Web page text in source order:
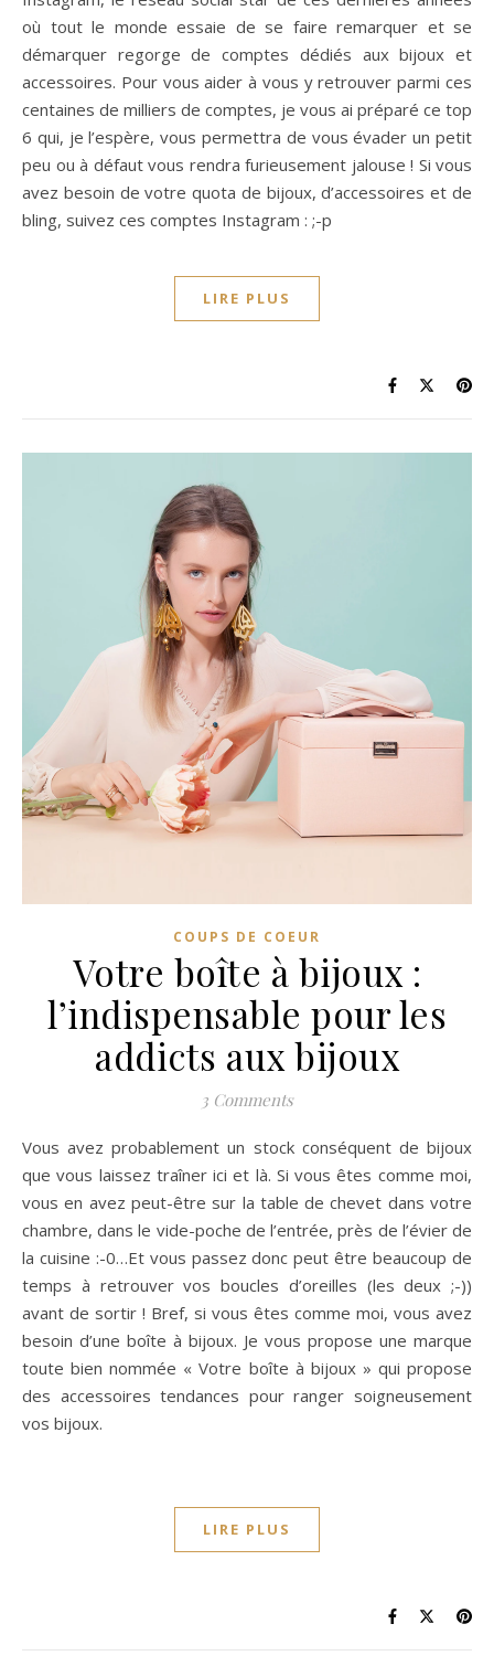
où tout le monde essaie de se faire remarquer et se
démarquer regorge de comptes dédiés aux bijoux et
accessoires. Pour vous aider à vous y retrouver parmi ces
centaines de milliers de comptes, je vous ai préparé ce top
6 qui, je l’espère, vous permettra de vous évader un petit
peu ou à défaut vous rendra furieusement jalouse ! Si vous
avez besoin de votre quota de bijoux, d’accessoires et de
bling, suivez ces comptes Instagram : ;-p
LIRE PLUS
COUPS DE COEUR
Votre boîte à bijoux :
l’indispensable pour les
addicts aux bijoux
3 Comments
Vous avez probablement un stock conséquent de bijoux
que vous laissez traîner ici et là. Si vous êtes comme moi,
vous en avez peut-être sur la table de chevet dans votre
chambre, dans le vide-poche de l’entrée, près de l’évier de
la cuisine :-0…Et vous passez donc peut être beaucoup de
temps à retrouver vos boucles d’oreilles (les deux ;-))
avant de sortir ! Bref, si vous êtes comme moi, vous avez
besoin d’une boîte à bijoux. Je vous propose une marque
toute bien nommée « Votre boîte à bijoux » qui propose
des accessoires tendances pour ranger soigneusement
vos bijoux.
LIRE PLUS